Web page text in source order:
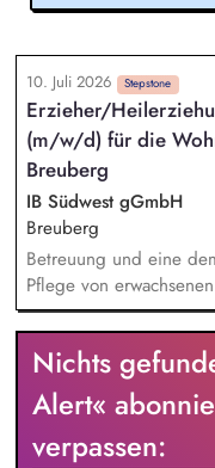
10. Juli 2026 Stepstone
Erzieher/
(m/w/d) für die
Breuberg
IB Südwest gGmbH
Breuberg
Betreuung und eine
Pflege von
Pädagogische
alltäglichen Situationen
pflegerische
Terminen Intervention
und Ansichten zur
Objektive
Nichts
Alert«
verpassen: